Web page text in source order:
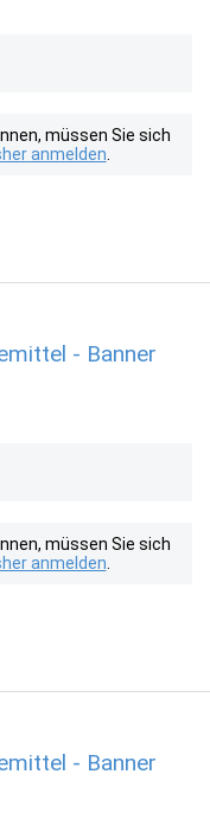
müssen Sie sich
anmelden
- Banner
müssen Sie sich
anmelden
- Banner